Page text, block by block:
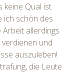
keine Qual ist
ich schön des
allerdings
und
auszuleben!
die Leute